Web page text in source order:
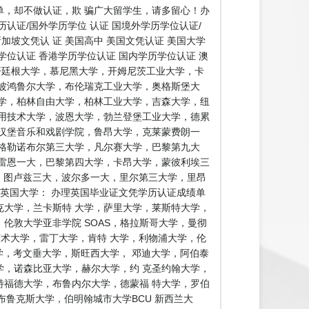
却不做认证，欺 骗广大留学生，请多留心！办
认证/国外学历学位 认证 国境外学历学位认证/
坡文凭认 证 美国高中 美国文凭认证 美国大学
认证 香港学历学位认证 国内学历学位认证 澳
根大学，慕尼黑大学，开姆尼茨工业大学，卡
鸿鲁尔大学，布伦瑞克工业大学，奥格斯堡大
柏林自由大学，柏林工业大学，吉森大学，纽
术大学，波恩大学，勃兰登堡工业大学，德累
堡音乐和戏剧学院，鲁昂大学，克莱蒙费朗一
勒诺布尔第三大学，凡尔赛大学，巴黎第九大
一大，巴黎第四大学，卡昂大学，蒙彼利埃三
卢兹三大，波尔多一大，里尔第三大学，里昂
国大学： 办理英国毕业证文凭学历认证成绩单
学，兰卡斯特 大学，萨里大学，莱斯特大学，
敦大学亚非学院 SOAS，格拉斯哥大学，曼彻
大学，雷丁大学，肯特 大学，利物浦大学，伦
考文垂大学，斯旺西大学， 邓迪大学，阿伯泰
诺森比亚大学，赫尔大学，约 克圣约翰大学，
德大学，布鲁内尔大学，德蒙福 特大学，罗伯
克斯大学，伯明翰城市大学BCU 新西兰大